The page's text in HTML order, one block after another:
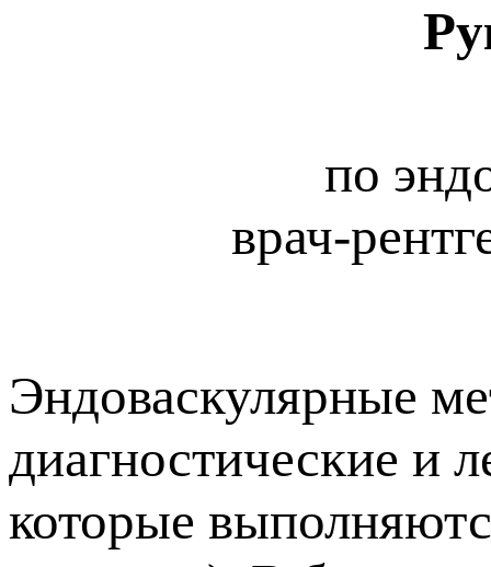
по
врач-
Эндоваскулярные
диагностические и
которые